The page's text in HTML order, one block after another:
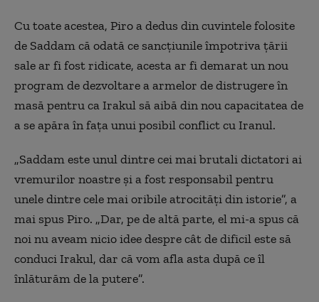
Cu toate acestea, Piro a dedus din cuvintele folosite
de Saddam că odată ce sancțiunile împotriva țării
sale ar fi fost ridicate, acesta ar fi demarat un nou
program de dezvoltare a armelor de distrugere în
masă pentru ca Irakul să aibă din nou capacitatea de
a se apăra în fața unui posibil conflict cu Iranul.
„Saddam este unul dintre cei mai brutali dictatori ai
vremurilor noastre și a fost responsabil pentru
unele dintre cele mai oribile atrocități din istorie”, a
mai spus Piro. „Dar, pe de altă parte, el mi-a spus că
noi nu aveam nicio idee despre cât de dificil este să
conduci Irakul, dar că vom afla asta după ce îl
înlăturăm de la putere”.